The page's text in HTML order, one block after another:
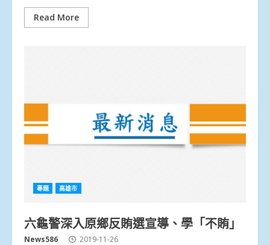
Read More
專題 高雄市
六龜警深入原鄉反賄選宣導、學「不賄」
News586 2019-11-26